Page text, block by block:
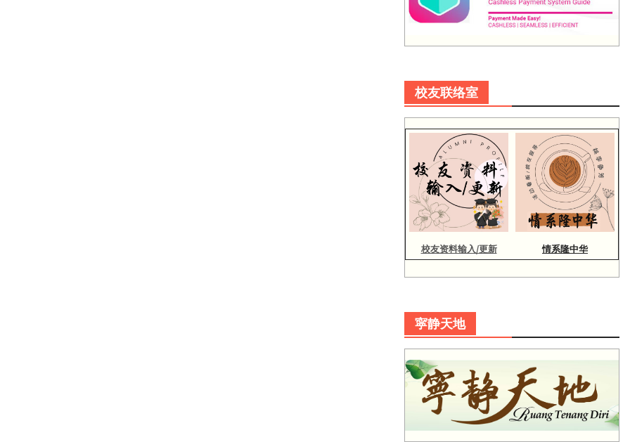
校友联络室
校友资料输入/更新 情系隆中华
寜静天地